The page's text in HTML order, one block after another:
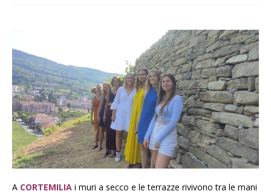
A CORTEMILIA i muri a secco e le terrazze rivivono tra le mani